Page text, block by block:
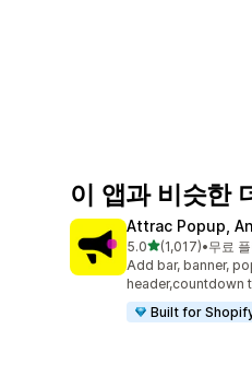
이 앱과 비슷한
Attrac Popup,
5.0별 5개 중
(1,017)
총 리뷰 1017개
•무료
Add bar, banner,
header,countdown
Built for